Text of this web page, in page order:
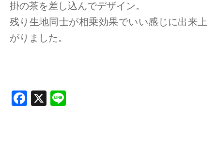
掛の茶を差し込んでデザイン。
残り生地同士が相乗効果でいい感じに出来上
がりました。
F X Li